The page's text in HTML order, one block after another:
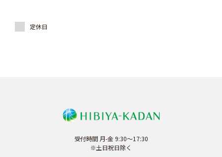
受付時間 月-金 9:30～17:30
※土日祝日除く